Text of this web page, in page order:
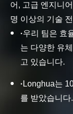
어, 고급 엔지니
명 이상의 기술
·우리 팀은 효
는 다양한 유
고 있습니다.
· Longhua는
를 받았습니다.